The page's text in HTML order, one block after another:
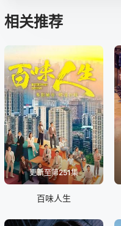
相关推荐
更新至第251集
百味人生